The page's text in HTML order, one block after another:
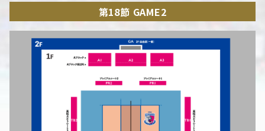
第18節 GAME2